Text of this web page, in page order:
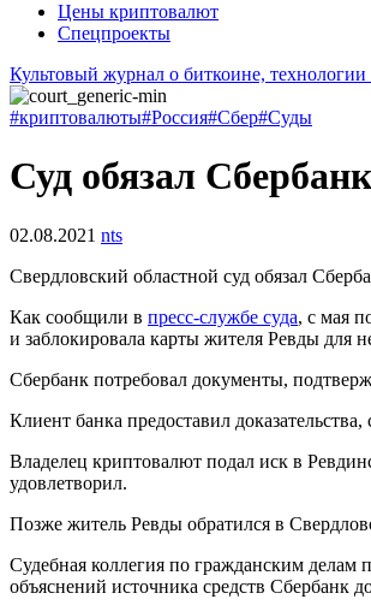
Цены криптовалют
Спецпроекты
Культовый журнал о биткоине,
#криптовалюты#Россия#Сбер#Суды
Суд обязал
02.08.2021 nts
Свердловский областной суд обязал
Как сообщили в пресс-службе суда, с мая
и заблокировала карты жителя Ревды для
Сбербанк потребовал документы,
Клиент банка предоставил
Владелец криптовалют подал иск в
удовлетворил.
Позже житель Ревды обратился в
Судебная коллегия по гражданским делам
объяснений источника средств Сбербанк